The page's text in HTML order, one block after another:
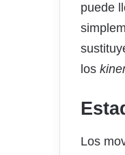
puede
los
Los